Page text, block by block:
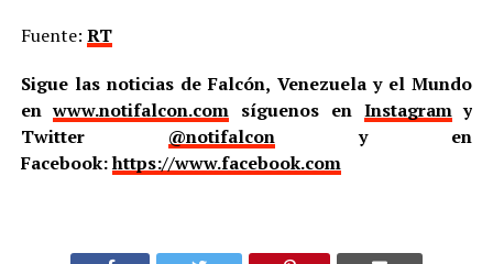
Fuente: RT
Sigue las noticias de Falcón, Venezuela y el Mundo
enwww.notifalcon.com síguenos en Instagramy
Twitter @notifalcony en
Facebook:https://www.facebook.com